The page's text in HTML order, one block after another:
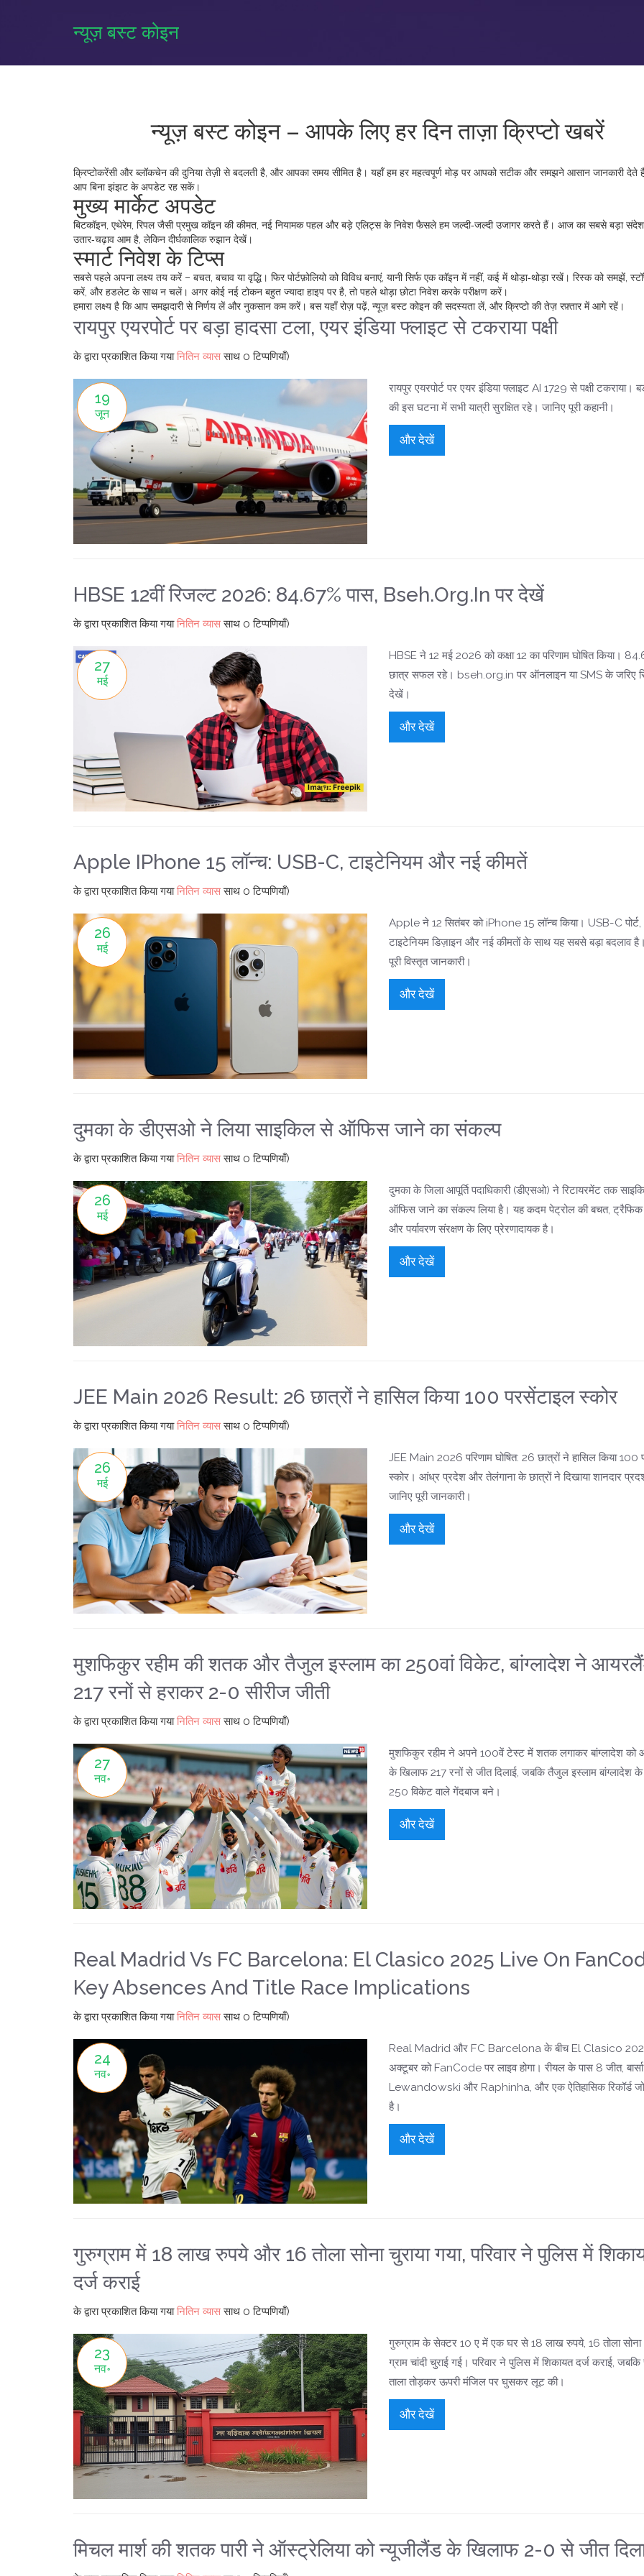
न्यूज़ बस्ट कोइन
न्यूज़ बस्ट कोइन – आपके लिए हर दिन ताज़ा क्रिप्टो खबरें
क्रिप्टोकरेंसी और ब्लॉकचेन की दुनिया तेज़ी से बदलती है, और आपका समय सीमित है। यहाँ हम हर महत्वपूर्ण मोड़ पर आपको सटीक और समझने आसान जानकारी देते
आप बिना झंझट के अपडेट रह सकें।
मुख्य मार्केट अपडेट
बिटकॉइन, एथेरेम, रिपल जैसी प्रमुख कॉइन की कीमत, नई नियामक पहल और बड़े एलिट्स के निवेश फैसले हम जल्दी‑जल्दी उजागर करते हैं। आज का सबसे बड़ा
उतार‑चढ़ाव आम है, लेकिन दीर्घकालिक रुझान देखें।
स्मार्ट निवेश के टिप्स
सबसे पहले अपना लक्ष्य तय करें – बचत, बचाव या वृद्धि। फिर पोर्टफ़ोलियो को विविध बनाएं, यानी सिर्फ एक कॉइन में नहीं, कई में थोड़ा‑थोड़ा रखें। रिस्क को समझें,
करें, और हडलेट के साथ न चलें। अगर कोई नई टोकन बहुत ज्यादा हाइप पर है, तो पहले थोड़ा छोटा निवेश करके परीक्षण करें।
हमारा लक्ष्य है कि आप समझदारी से निर्णय लें और नुकसान कम करें। बस यहाँ रोज़ पढ़ें, न्यूज़ बस्ट कोइन की सदस्यता लें, और क्रिप्टो की तेज़ रफ़्तार में आगे रहें।
रायपुर एयरपोर्ट पर बड़ा हादसा टला, एयर इंडिया फ्लाइट से टकराया पक्षी
के द्वारा प्रकाशित किया गयानितिन व्याससाथ 0 टिप्पणियाँ)
19
जून
रायपुर एयरपोर्ट पर एयर इंडिया फ्लाइट AI 1729 से पक्षी टकराया।
की इस घटना में सभी यात्री सुरक्षित रहे। जानिए पूरी कहानी।
और देखें
HBSE 12वीं रिजल्ट 2026: 84.67% पास, Bseh.org.in पर देखें
के द्वारा प्रकाशित किया गयानितिन व्याससाथ 0 टिप्पणियाँ)
27
मई
HBSE ने 12 मई 2026 को कक्षा 12 का परिणाम घोषित किया।
छात्र सफल रहे। bseh.org.in पर ऑनलाइन या SMS के जरिए
देखें।
और देखें
Apple IPhone 15 लॉन्च: USB-C, टाइटेनियम और नई कीमतें
के द्वारा प्रकाशित किया गयानितिन व्याससाथ 0 टिप्पणियाँ)
26
मई
Apple ने 12 सितंबर को iPhone 15 लॉन्च किया। USB-C पोर्ट,
टाइटेनियम डिज़ाइन और नई कीमतों के साथ यह सबसे बड़ा बदलाव
पूरी विस्तृत जानकारी।
और देखें
दुमका के डीएसओ ने लिया साइकिल से ऑफिस जाने का संकल्प
के द्वारा प्रकाशित किया गयानितिन व्याससाथ 0 टिप्पणियाँ)
26
मई
दुमका के जिला आपूर्ति पदाधिकारी (डीएसओ) ने रिटायरमेंट तक
ऑफिस जाने का संकल्प लिया है। यह कदम पेट्रोल की बचत, ट्रैफिक
और पर्यावरण संरक्षण के लिए प्रेरणादायक है।
और देखें
JEE Main 2026 Result: 26 छात्रों ने हासिल किया 100 परसेंटाइल स्कोर
के द्वारा प्रकाशित किया गयानितिन व्याससाथ 0 टिप्पणियाँ)
26
मई
JEE Main 2026 परिणाम घोषित: 26 छात्रों ने हासिल किया 100
स्कोर। आंध्र प्रदेश और तेलंगाना के छात्रों ने दिखाया शानदार
जानिए पूरी जानकारी।
और देखें
मुशफिकुर रहीम की शतक और तैजुल इस्लाम का 250वां विकेट, बांग्लादेश ने
217 रनों से हराकर 2-0 सीरीज जीती
के द्वारा प्रकाशित किया गयानितिन व्याससाथ 0 टिप्पणियाँ)
27
नव॰
मुशफिकुर रहीम ने अपने 100वें टेस्ट में शतक लगाकर बांग्लादेश को
के खिलाफ 217 रनों से जीत दिलाई, जबकि तैजुल इस्लाम बांग्लादेश
250 विकेट वाले गेंदबाज बने।
और देखें
Real Madrid Vs FC Barcelona: El Clasico 2025 Live On
Key Absences And Title Race Implications
के द्वारा प्रकाशित किया गयानितिन व्याससाथ 0 टिप्पणियाँ)
24
नव॰
Real Madrid और FC Barcelona के बीच El Clasico
अक्टूबर को FanCode पर लाइव होगा। रीयल के पास 8 जीत, बार्सा
Lewandowski और Raphinha, और एक ऐतिहासिक रिकॉर्ड जो
है।
और देखें
गुरुग्राम में 18 लाख रुपये और 16 तोला सोना चुराया गया, परिवार ने पुलिस में
दर्ज कराई
के द्वारा प्रकाशित किया गयानितिन व्याससाथ 0 टिप्पणियाँ)
23
नव॰
गुरुग्राम के सेक्टर 10 ए में एक घर से 18 लाख रुपये, 16 तोला
ग्राम चांदी चुराई गई। परिवार ने पुलिस में शिकायत दर्ज कराई, जबकि
ताला तोड़कर ऊपरी मंजिल पर घुसकर लूट की।
और देखें
मिचल मार्श की शतक पारी ने ऑस्ट्रेलिया को न्यूजीलैंड के खिलाफ 2-0 से जीत